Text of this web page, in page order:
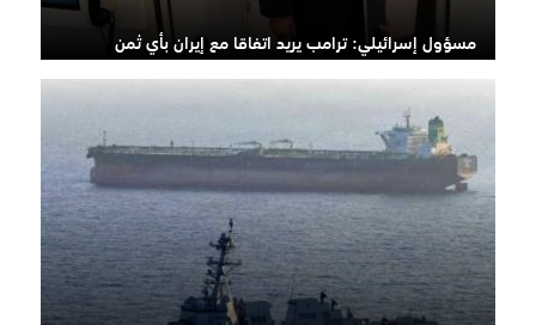
مسؤول إسرائيلي: ترامب يريد اتفاقا مع إيران بأي ثمن